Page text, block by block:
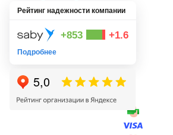
Рейтинг надежности компании
+853 +1.6
Подробнее